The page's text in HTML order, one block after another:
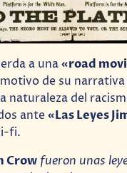
a una«road
de su
naturaleza del
ante«Las Leyes
fi.
Crow fueron unas